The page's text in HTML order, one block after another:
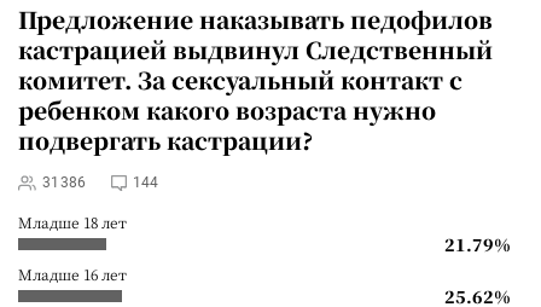
Предложение наказывать педофилов
кастрацией выдвинул Следственный
комитет. За сексуальный контакт с
ребенком какого возраста нужно
подвергать кастрации?
31386 144
Младше 18 лет
21.79%
Младше 16 лет
25.62%